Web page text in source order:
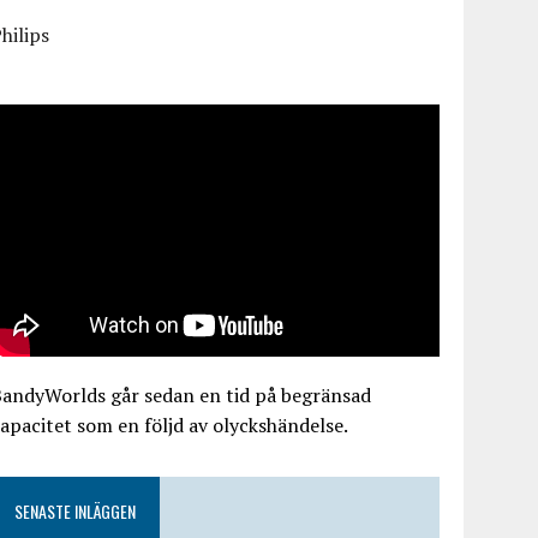
går sedan en tid på begränsad
som en följd av olyckshändelse.
SENASTE INLÄGGEN